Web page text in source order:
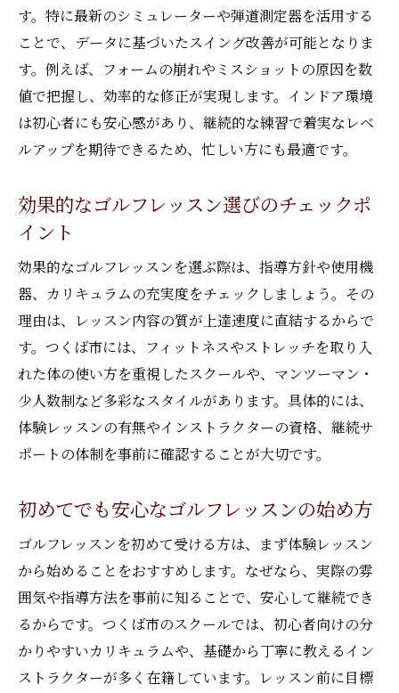
す。特に最新のシミュレーターや弾道測定器を活用する
ことで、データに基づいたスイング改善が可能となりま
す。例えば、フォームの崩れやミスショットの原因を数
値で把握し、効率的な修正が実現します。インドア環境
は初心者にも安心感があり、継続的な練習で着実なレベ
ルアップを期待できるため、忙しい方にも最適です。
効果的なゴルフレッスン選びのチェックポ
イント
効果的なゴルフレッスンを選ぶ際は、指導方針や使用機
器、カリキュラムの充実度をチェックしましょう。その
理由は、レッスン内容の質が上達速度に直結するからで
す。つくば市には、フィットネスやストレッチを取り入
れた体の使い方を重視したスクールや、マンツーマン・
少人数制など多彩なスタイルがあります。具体的には、
体験レッスンの有無やインストラクターの資格、継続サ
ポートの体制を事前に確認することが大切です。
初めてでも安心なゴルフレッスンの始め方
ゴルフレッスンを初めて受ける方は、まず体験レッスン
から始めることをおすすめします。なぜなら、実際の雰
囲気や指導方法を事前に知ることで、安心して継続でき
るからです。つくば市のスクールでは、初心者向けの分
かりやすいカリキュラムや、基礎から丁寧に教えるイン
ストラクターが多く在籍しています。レッスン前に目標